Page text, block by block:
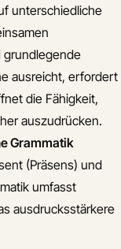
unterschiedliche
grundlegende
ausreicht, erfordert
die Fähigkeit,
auszudrücken.
Grammatik
(Präsens) und
umfasst
ausdrucksstärkere